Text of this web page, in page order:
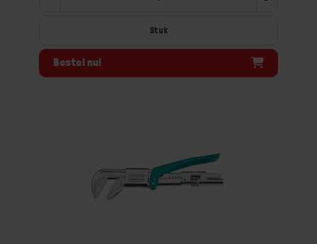
Stuk
Bestel nu!